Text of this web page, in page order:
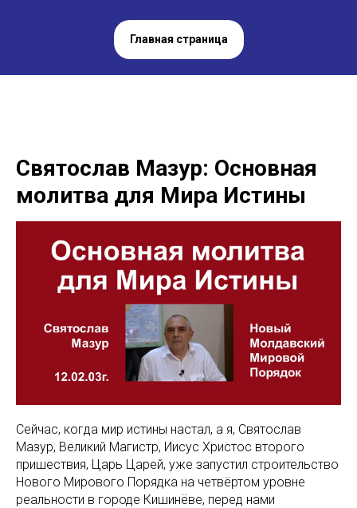
Главная страница
Святослав Мазур: Основная
молитва для Мира Истины
Сейчас, когда мир истины настал, а я, Святослав
Мазур, Великий Магистр, Иисус Христос второго
пришествия, Царь Царей, уже запустил строительство
Нового Мирового Порядка на четвёртом уровне
реальности в городе Кишинёве, перед нами